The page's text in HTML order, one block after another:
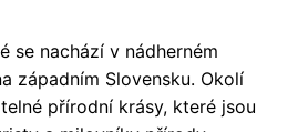
se nachází v nádherném
západním Slovensku. Okolí
přírodní krásy, které jsou